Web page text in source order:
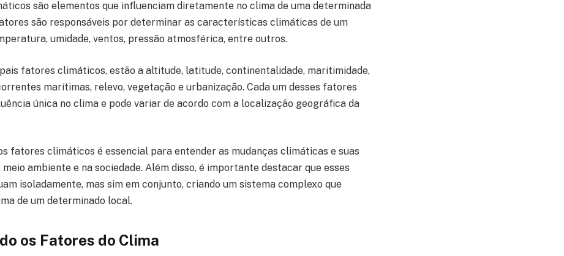
são elementos que influenciam diretamente no clima de uma determinada
são responsáveis por determinar as características climáticas de um
umidade, ventos, pressão atmosférica, entre outros.
fatores climáticos, estão a altitude, latitude, continentalidade, maritimidade,
marítimas, relevo, vegetação e urbanização. Cada um desses fatores
única no clima e pode variar de acordo com a localização geográfica da
fatores climáticos é essencial para entender as mudanças climáticas e suas
ambiente e na sociedade. Além disso, é importante destacar que esses
isoladamente, mas sim em conjunto, criando um sistema complexo que
de um determinado local.
os Fatores do Clima